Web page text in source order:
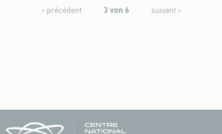
‹ précédent 3 von 6 suivant ›